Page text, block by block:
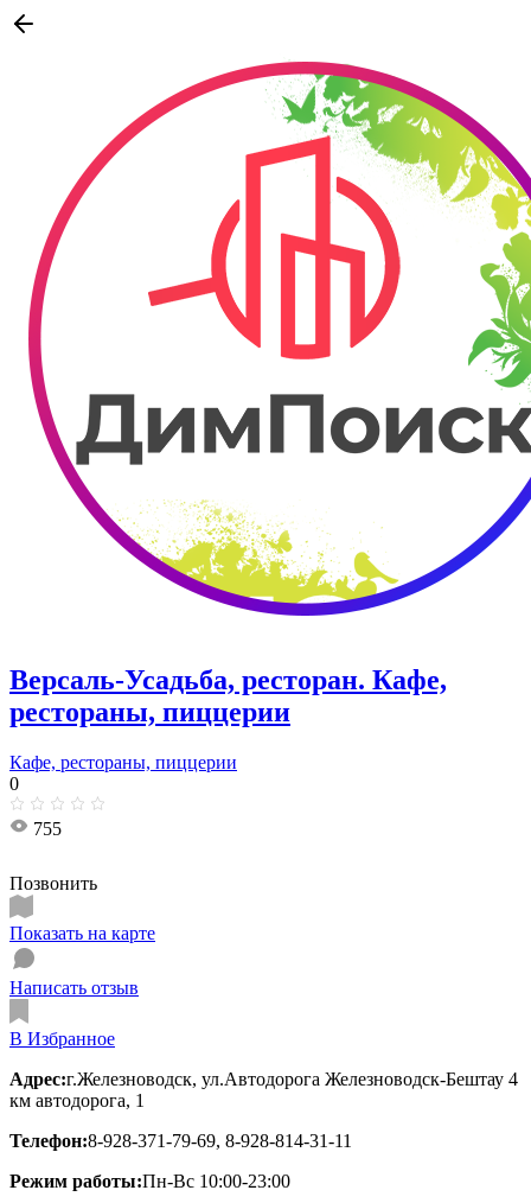
Версаль-Усадьба, ресторан. Кафе,
рестораны, пиццерии
Кафе, рестораны, пиццерии
0
755
Позвонить
Показать на карте
Написать отзыв
В Избранное
Адрес:г.Железноводск, ул.Автодорога Железноводск-Бештау 4
км автодорога, 1
Телефон:8-928-371-79-69, 8-928-814-31-11
Режим работы:Пн-Вс 10:00-23:00